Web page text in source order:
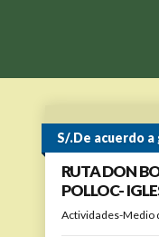
S/.De acuerdo a
RUTA DON
POLLOC-
Actividades-Medio